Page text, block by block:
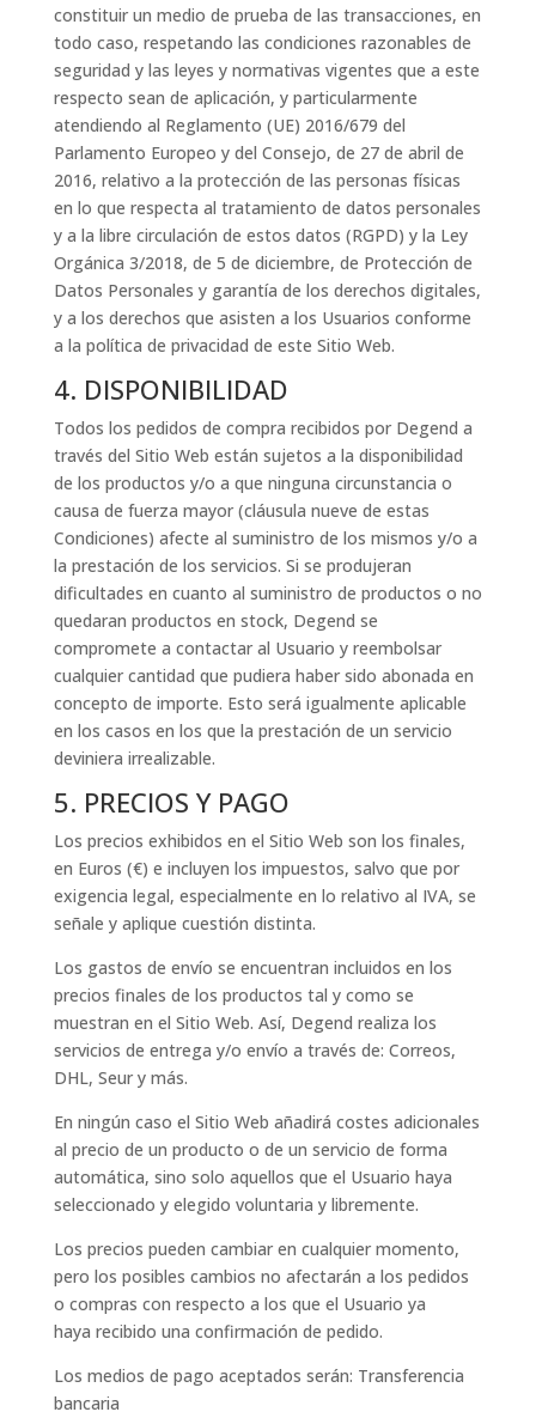
constituir un medio de prueba de las transacciones, en
todo caso, respetando las condiciones razonables de
seguridad y las leyes y normativas vigentes que a este
respecto sean de aplicación, y particularmente
atendiendo al Reglamento (UE) 2016/679 del
Parlamento Europeo y del Consejo, de 27 de abril de
2016, relativo a la protección de las personas físicas
en lo que respecta al tratamiento de datos personales
y a la libre circulación de estos datos (RGPD) y la Ley
Orgánica 3/2018, de 5 de diciembre, de Protección de
Datos Personales y garantía de los derechos digitales,
y a los derechos que asisten a los Usuarios conforme
a la política de privacidad de este Sitio Web.
4. DISPONIBILIDAD
Todos los pedidos de compra recibidos por Degend a
través del Sitio Web están sujetos a la disponibilidad
de los productos y/o a que ninguna circunstancia o
causa de fuerza mayor (cláusula nueve de estas
Condiciones) afecte al suministro de los mismos y/o a
la prestación de los servicios. Si se produjeran
dificultades en cuanto al suministro de productos o no
quedaran productos en stock, Degend se
compromete a contactar al Usuario y reembolsar
cualquier cantidad que pudiera haber sido abonada en
concepto de importe. Esto será igualmente aplicable
en los casos en los que la prestación de un servicio
deviniera irrealizable.
5. PRECIOS Y PAGO
Los precios exhibidos en el Sitio Web son los finales,
en Euros (€) e incluyen los impuestos, salvo que por
exigencia legal, especialmente en lo relativo al IVA, se
señale y aplique cuestión distinta.
Los gastos de envío se encuentran incluidos en los
precios finales de los productos tal y como se
muestran en el Sitio Web. Así, Degend realiza los
servicios de entrega y/o envío a través de: Correos,
DHL, Seur y más.
En ningún caso el Sitio Web añadirá costes adicionales
al precio de un producto o de un servicio de forma
automática, sino solo aquellos que el Usuario haya
seleccionado y elegido voluntaria y libremente.
Los precios pueden cambiar en cualquier momento,
pero los posibles cambios no afectarán a los pedidos
o compras con respecto a los que el Usuario ya
haya recibido una confirmación de pedido.
Los medios de pago aceptados serán: Transferencia
bancaria